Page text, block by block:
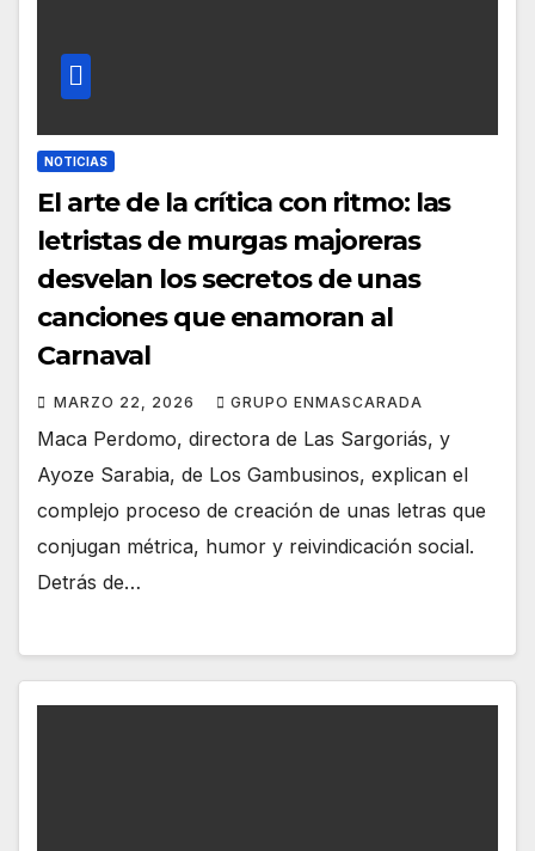
NOTICIAS
El arte de la crítica con ritmo: las
letristas de murgas majoreras
desvelan los secretos de unas
canciones que enamoran al
Carnaval
MARZO 22, 2026 GRUPO ENMASCARADA
Maca Perdomo, directora de Las Sargoriás, y
Ayoze Sarabia, de Los Gambusinos, explican el
complejo proceso de creación de unas letras que
conjugan métrica, humor y reivindicación social.
Detrás de…